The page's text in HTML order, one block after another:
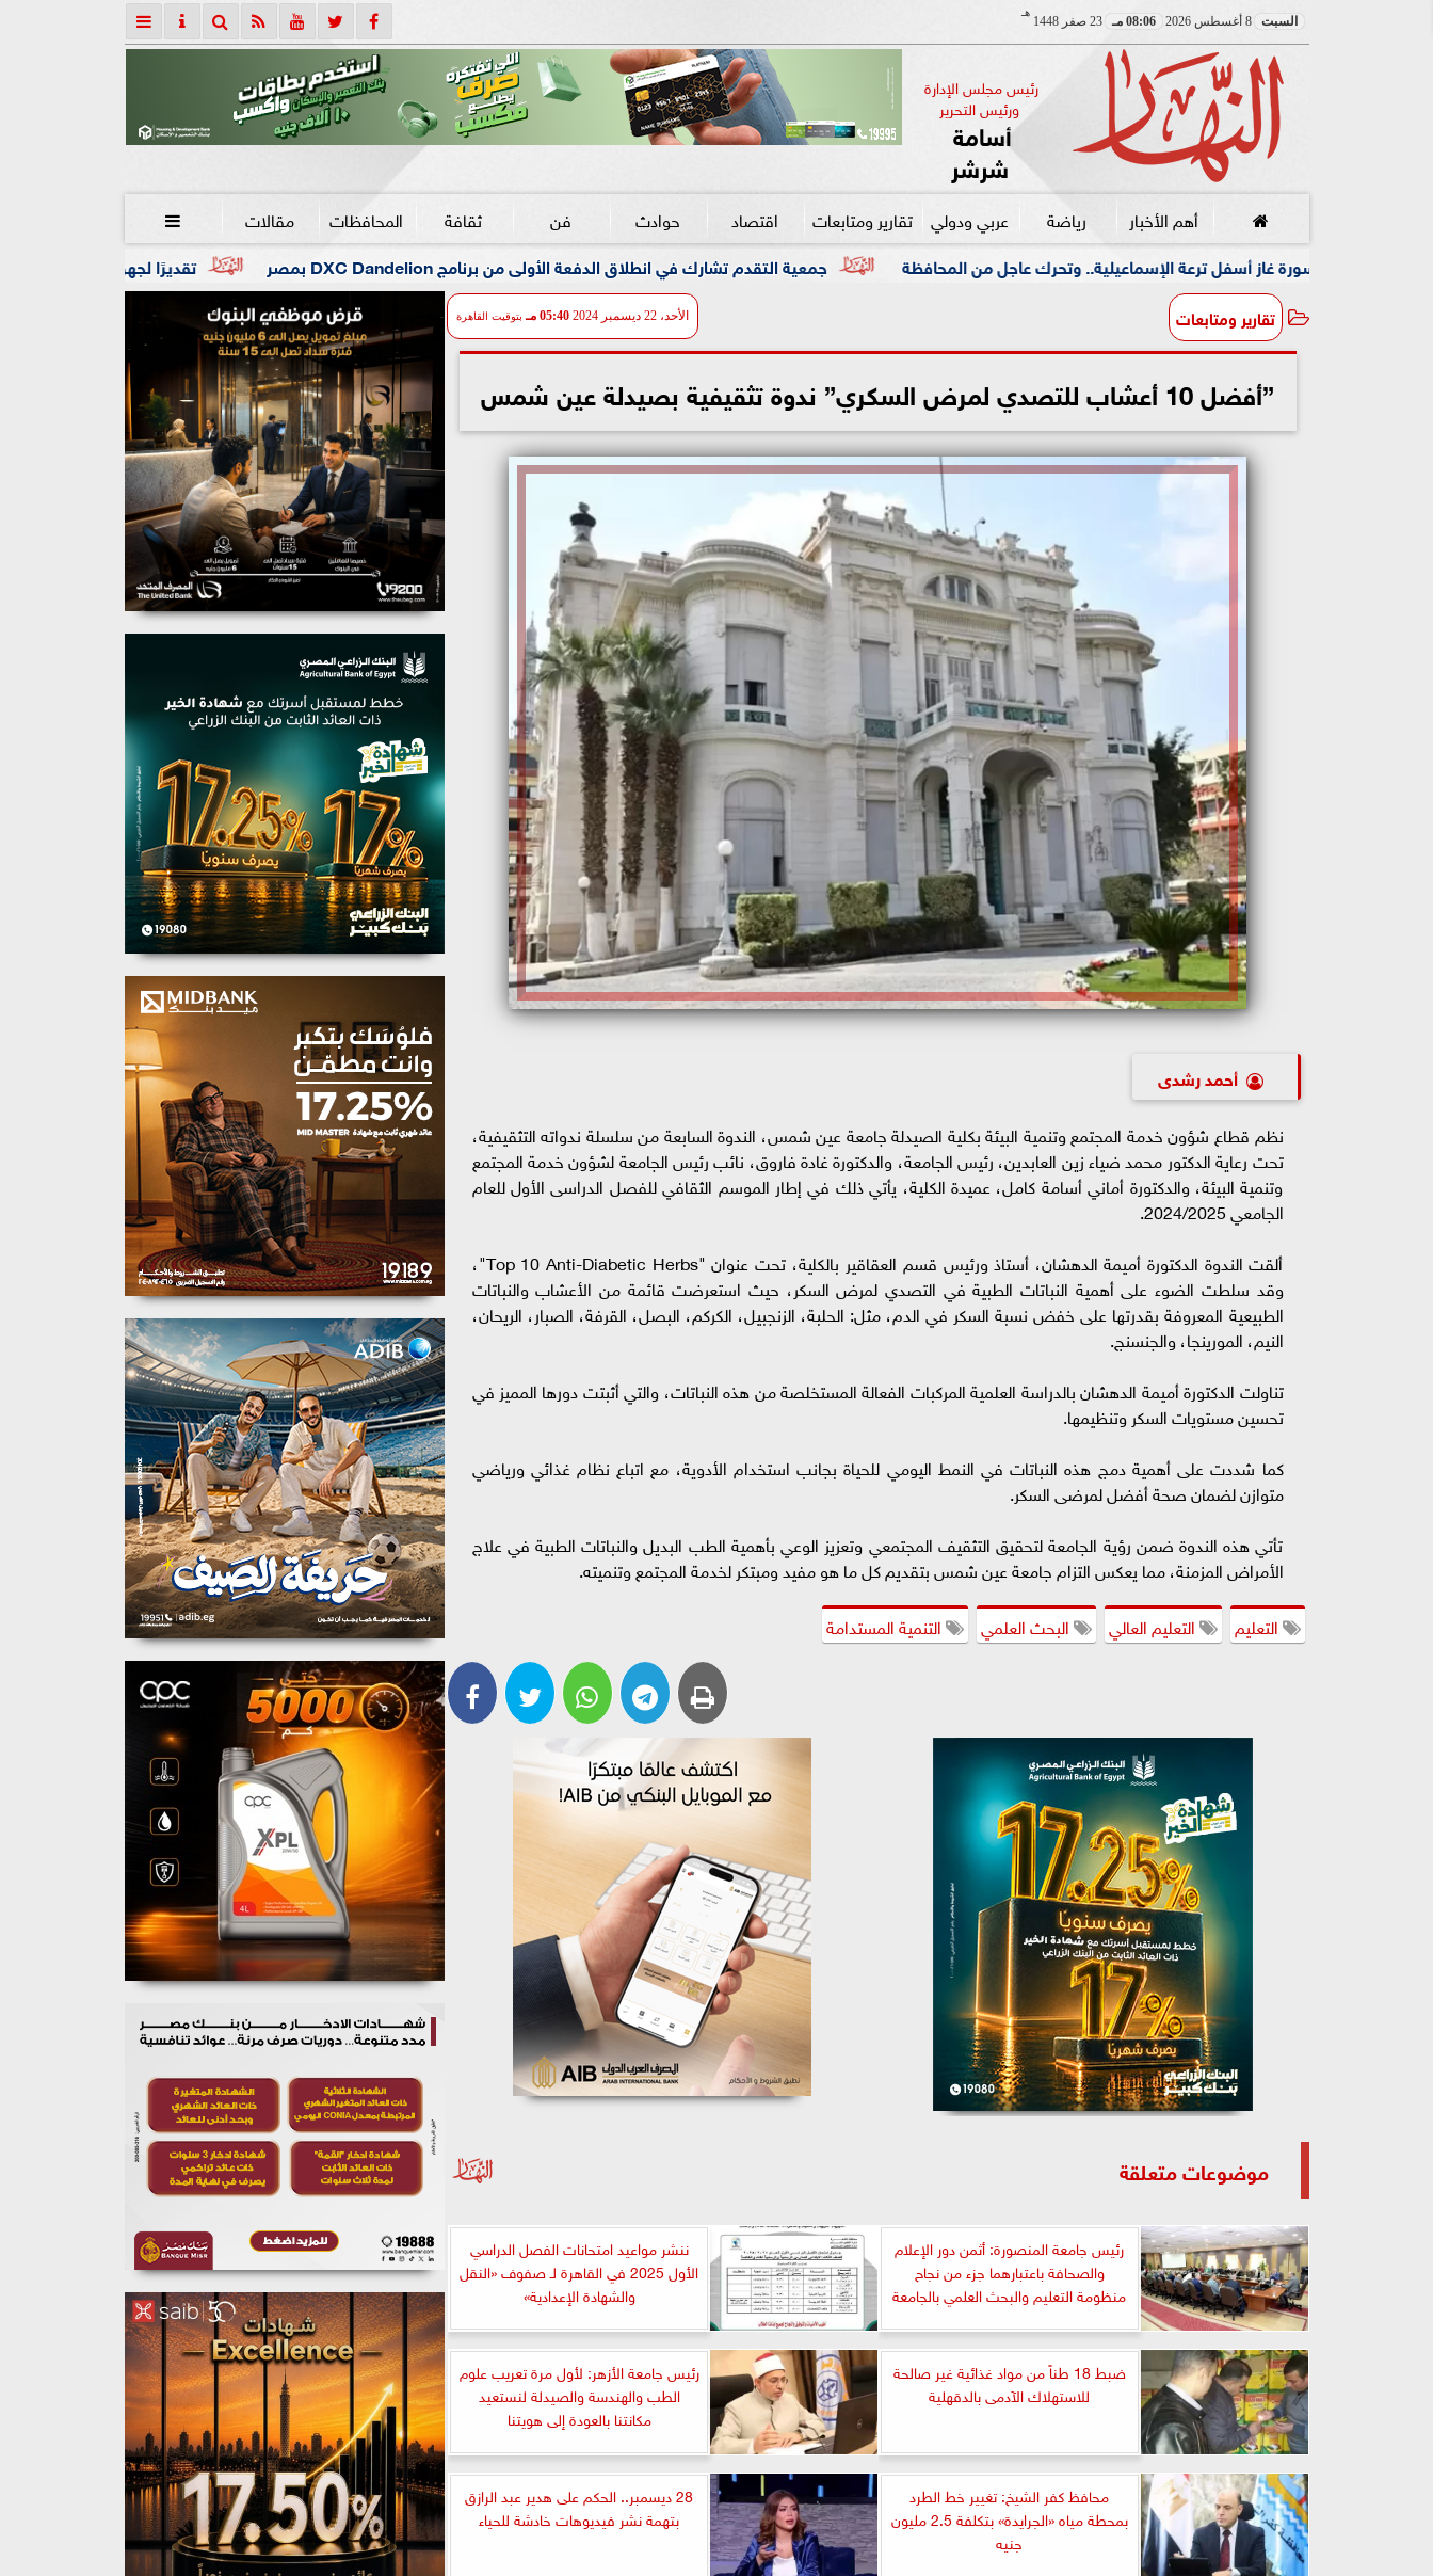
السبت 8 أغسطس 2026 08:06 مـ 23 صفر 1448
هـ
رئيس مجلس الإدارة
ورئيس التحرير
أسامة
شرشر
أهم الأخبار رياضة عربي ودولي تقارير ومتابعات اقتصاد حوادث فن ثقافة المحافظات مقالات 
تقديرًا لجهوه في تطوير التعليم.. جامعة جمعية التقدم تشارك في انطلاق الدفعة الأولى من برنامج DXC Dandelion بمصر أسفل ترعة الإسماعيلية.. وتحرك عاجل من المحافظة
تقارير ومتابعات الأحد، 22 ديسمبر 2024 05:40 مـ بتوقيت القاهرة
”أفضل 10 أعشاب للتصدي لمرض السكري” ندوة تثقيفية بصيدلة عين شمس
أحمد رشدى
نظم قطاع شؤون خدمة المجتمع وتنمية البيئة بكلية الصيدلة جامعة عين شمس، الندوة السابعة من سلسلة ندواته التثقيفية،
تحت رعاية الدكتور محمد ضياء زين العابدين، رئيس الجامعة، والدكتورة غادة فاروق، نائب رئيس الجامعة لشؤون خدمة المجتمع
وتنمية البيئة، والدكتورة أماني أسامة كامل، عميدة الكلية، يأتي ذلك في إطار الموسم الثقافي للفصل الدراسى الأول للعام
الجامعي 2024/2025.
ألقت الندوة الدكتورة أميمة الدهشان، أستاذ ورئيس قسم العقاقير بالكلية، تحت عنوان "Top 10 Anti-Diabetic Herbs"،
وقد سلطت الضوء على أهمية النباتات الطبية في التصدي لمرض السكر، حيث استعرضت قائمة من الأعشاب والنباتات
الطبيعية المعروفة بقدرتها على خفض نسبة السكر في الدم، مثل: الحلبة، الزنجبيل، الكركم، البصل، القرفة، الصبار، الريحان،
النيم، المورينجا، والجنسنج.
تناولت الدكتورة أميمة الدهشان بالدراسة العلمية المركبات الفعالة المستخلصة من هذه النباتات، والتي أثبتت دورها المميز في
تحسين مستويات السكر وتنظيمها.
كما شددت على أهمية دمج هذه النباتات في النمط اليومي للحياة بجانب استخدام الأدوية، مع اتباع نظام غذائي ورياضي
متوازن لضمان صحة أفضل لمرضى السكر.
تأتي هذه الندوة ضمن رؤية الجامعة لتحقيق التثقيف المجتمعي وتعزيز الوعي بأهمية الطب البديل والنباتات الطبية في علاج
الأمراض المزمنة، مما يعكس التزام جامعة عين شمس بتقديم كل ما هو مفيد ومبتكر لخدمة المجتمع وتنميته.
التعليم
التعليم العالي البحث العلمي التنمية المستدامة
موضوعات متعلقة
رئيس جامعة المنصورة: أثمن دور الإعلام
والصحافة باعتبارهما جزء من نجاح
منظومة التعليم والبحث العلمي بالجامعة
ننشر مواعيد امتحانات الفصل الدراسي
الأول 2025 في القاهرة لـ صفوف «النقل
والشهادة الإعدادية»
ضبط 18 طناً من مواد غذائية غير صالحة
للاستهلاك الآدمى بالدقهلية
رئيس جامعة الأزهر: لأول مرة تعريب علوم
الطب والهندسة والصيدلة لنستعيد
مكانتنا بالعودة إلى هويتنا
محافظ كفر الشيخ: تغيير خط الطرد
بمحطة مياه «الجرايدة» بتكلفة 2.5 مليون
جنيه
28 ديسمبر.. الحكم على هدير عبد الرازق
بتهمة نشر فيديوهات خادشة للحياء